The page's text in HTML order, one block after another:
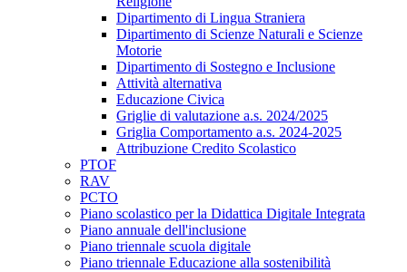
Dipartimento di Lingua Straniera
Dipartimento di Scienze Naturali e Scienze
Motorie
Dipartimento di Sostegno e Inclusione
Attività alternativa
Educazione Civica
Griglie di valutazione a.s. 2024/2025
Griglia Comportamento a.s. 2024-2025
Attribuzione Credito Scolastico
PTOF
RAV
PCTO
Piano scolastico per la Didattica Digitale Integrata
Piano annuale dell'inclusione
Piano triennale scuola digitale
Piano triennale Educazione alla sostenibilità